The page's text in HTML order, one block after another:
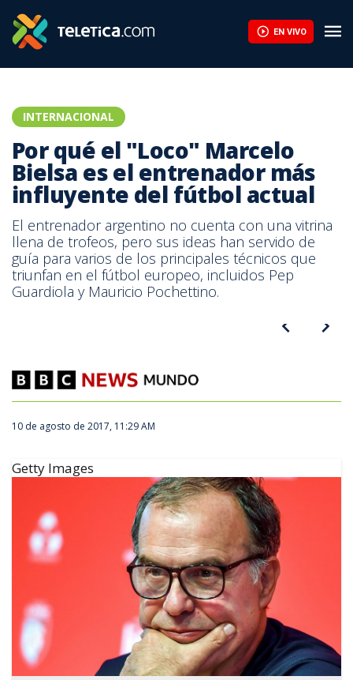
EN VIVO
INTERNACIONAL
Por qué el "Loco" Marcelo
Bielsa es el entrenador más
influyente del fútbol actual
El entrenador argentino no cuenta con una vitrina
llena de trofeos, pero sus ideas han servido de
guía para varios de los principales técnicos que
triunfan en el fútbol europeo, incluidos Pep
Guardiola y Mauricio Pochettino.
Bielsa inició con un triunfo su nueva aventura en Francia dirigiendo
al Lille de la Ligue 1.
10 de agosto de 2017, 11:29 AM
Getty Images